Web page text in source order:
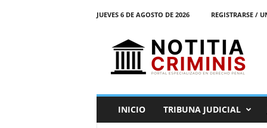
JUEVES 6 DE AGOSTO DE 2026 REGISTRARSE /
INICIO TRIBUNA JUDICIAL